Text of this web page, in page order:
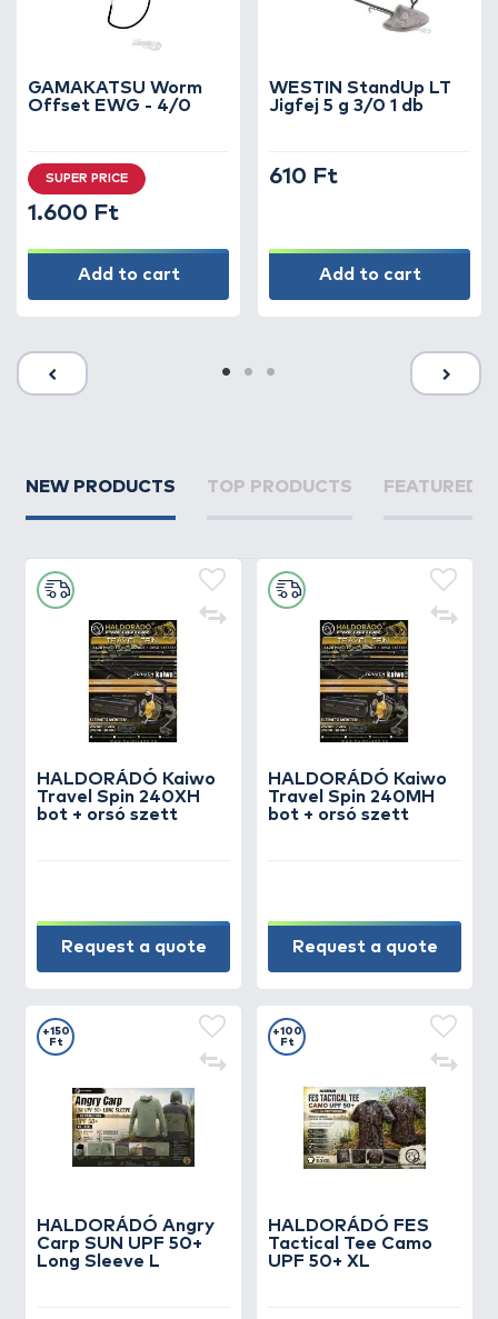
GAMAKATSU Worm
Offset EWG - 4/0
SUPER PRICE
1.600 Ft
Add to cart
WESTIN StandUp LT
Jigfej 5 g 3/0 1 db
610 Ft
Add to cart
NEW PRODUCTS TOP PRODUCTS FEATURED
HALDORÁDÓ Kaiwo
Travel Spin 240XH
bot + orsó szett
Request a quote
HALDORÁDÓ Kaiwo
Travel Spin 240MH
bot + orsó szett
Request a quote
HALDORÁDÓ Angry
Carp SUN UPF 50+
Long Sleeve L
+150
Ft
HALDORÁDÓ FES
Tactical Tee Camo
UPF 50+ XL
+100
Ft